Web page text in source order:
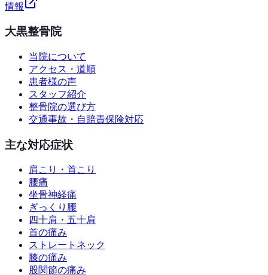
情報
大黒整骨院
当院について
アクセス・道順
患者様の声
スタッフ紹介
整骨院の選び方
交通事故・自賠責保険対応
主な対応症状
肩こり・首こり
腰痛
坐骨神経痛
ぎっくり腰
四十肩・五十肩
首の痛み
ストレートネック
膝の痛み
股関節の痛み